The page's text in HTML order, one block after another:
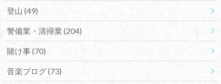
登山 (49)
警備業・清掃業 (204)
賭け事(70)
音楽ブログ(73)